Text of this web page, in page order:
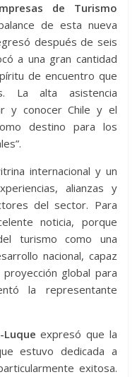
de Turismo
de esta nueva
después de seis
a una gran cantidad
de encuentro que
La alta asistencia
y conocer Chile y el
destino para los
internacional y un
alianzas y
del sector. Para
noticia, porque
turismo como una
nacional, capaz
global para
la representante
expresó que la
estuvo dedicada a
exitosa.